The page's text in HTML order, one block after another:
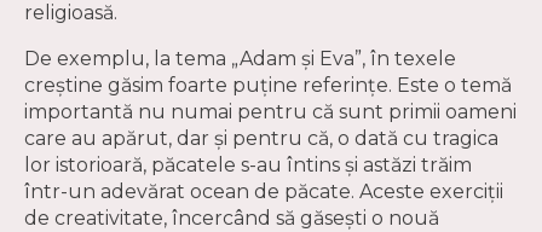
religioasă.
De exemplu, la tema „Adam şi Eva”, în texele
creştine găsim foarte puţine referinţe. Este o temă
importantă nu numai pentru că sunt primii oameni
care au apărut, dar şi pentru că, o dată cu tragica
lor istorioară, păcatele s-au întins şi astăzi trăim
într-un adevărat ocean de păcate. Aceste exerciţii
de creativitate, încercând să găseşti o nouă